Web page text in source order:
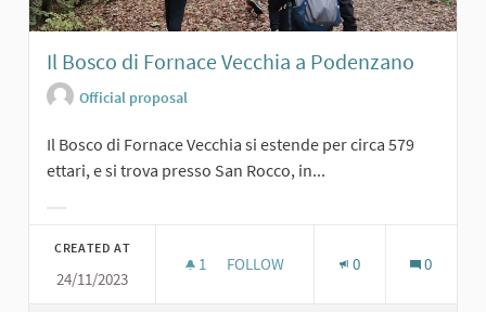
Il Bosco di Fornace Vecchia a Podenzano
Official proposal
Il Bosco di Fornace Vecchia si estende per circa 579
ettari, e si trova presso San Rocco, in...
CREATED AT
24/11/2023
1 1 FOLLOWER
FOLLOW 0 0